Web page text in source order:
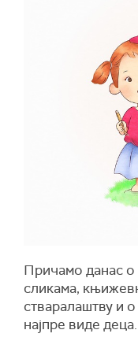
Причамо данас о
сликама,
стваралаштву и о
најпре виде деца.